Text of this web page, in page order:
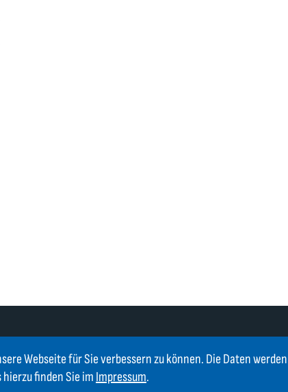
Webseite für Sie verbessern zu können. Die Daten
finden Sie im Impressum.